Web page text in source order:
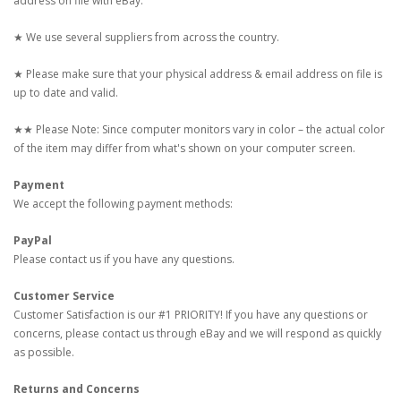
★ We use several suppliers from across the country.
★ Please make sure that your physical address & email address on file is
up to date and valid.
★★ Please Note: Since computer monitors vary in color – the actual color
of the item may differ from what's shown on your computer screen.
Payment
We accept the following payment methods:
PayPal
Please contact us if you have any questions.
Customer Service
Customer Satisfaction is our #1 PRIORITY! If you have any questions or
concerns, please contact us through eBay and we will respond as quickly
as possible.
Returns and Concerns